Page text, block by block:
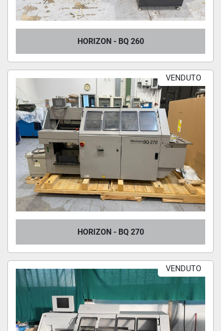
HORIZON - BQ 260
VENDUTO
HORIZON - BQ 270
VENDUTO